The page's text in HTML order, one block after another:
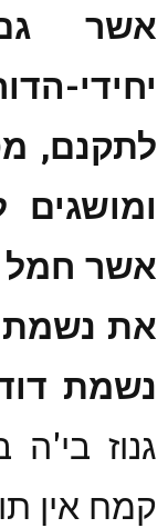
אשר
יחידי-
לתקנם,
אשר חמל
את נשמת
נשמת
גנוז
קמח אין